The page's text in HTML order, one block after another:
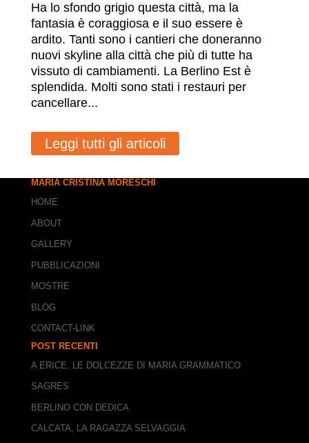
Ha lo sfondo grigio questa città, ma la
fantasia è coraggiosa e il suo essere è
ardito. Tanti sono i cantieri che doneranno
nuovi skyline alla città che più di tutte ha
vissuto di cambiamenti. La Berlino Est è
splendida. Molti sono stati i restauri per
cancellare...
Leggi tutti gli articoli
MARIA CRISTINA MORESCHI
HOME
ABOUT
GALLERY
PUBBLICAZIONI
MOSTRE
BLOG
CONTACT-LINK
POST RECENTI
A ERICE, LE DOLCEZZE DI MARIA GRAMMATICO
SAGRES
BERLINO CON DEDICA
CALCATA, LA RAGAZZA SELVAGGIA